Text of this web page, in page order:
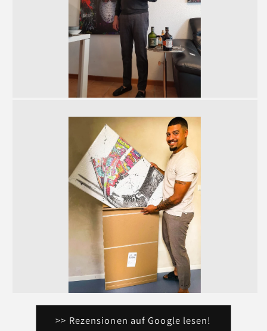
>> Rezensionen auf Google lesen!